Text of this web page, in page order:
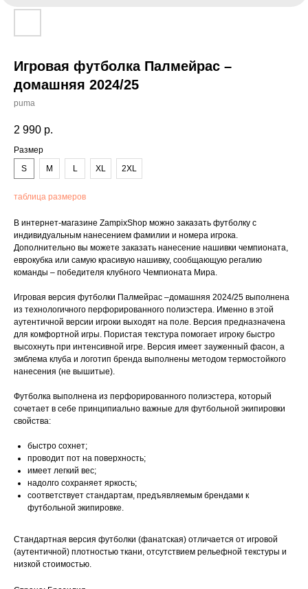
Игровая футболка Палмейрас –
домашняя 2024/25
puma
2 990 р.
Размер
S
M L XL 2XL
таблица размеров
В интернет-магазине ZampixShop можно заказать футболку с
индивидуальным нанесением фамилии и номера игрока.
Дополнительно вы можете заказать нанесение нашивки чемпионата,
еврокубка или самую красивую нашивку, сообщающую регалию
команды – победителя клубного Чемпионата Мира.
Игровая версия футболки Палмейрас –домашняя 2024/25 выполнена
из технологичного перфорированного полиэстера. Именно в этой
аутентичной версии игроки выходят на поле. Версия предназначена
для комфортной игры. Пористая текстура помогает игроку быстро
высохнуть при интенсивной игре. Версия имеет зауженный фасон, а
эмблема клуба и логотип бренда выполнены методом термостойкого
нанесения (не вышитые).
Футболка выполнена из перфорированного полиэстера, который
сочетает в себе принципиально важные для футбольной экипировки
свойства:
быстро сохнет;
проводит пот на поверхность;
имеет легкий вес;
надолго сохраняет яркость;
соответствует стандартам, предъявляемым брендами к
футбольной экипировке.
Стандартная версия футболки (фанатская) отличается от игровой
(аутентичной) плотностью ткани, отсутствием рельефной текстуры и
низкой стоимостью.